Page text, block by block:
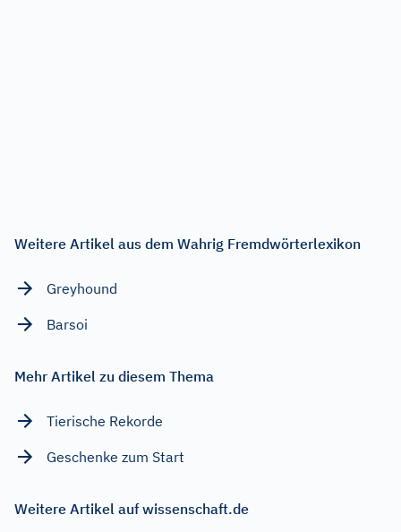
Weitere Artikel aus dem Wahrig Fremdwörterlexikon
Greyhound
Barsoi
Mehr Artikel zu diesem Thema
Tierische Rekorde
Geschenke zum Start
Weitere Artikel auf wissenschaft.de